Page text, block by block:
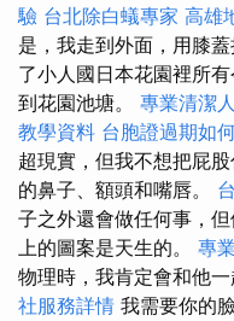
驗 台北除白蟻專家 高雄
是，我走到外面，用膝
了小人國日本花園裡所
到花園池塘。 專業清潔
教學資料 台胞證過期如
超現實，但我不想把屁
的鼻子、額頭和嘴唇。
子之外還會做任何事，
上的圖案是天生的。 專
物理時，我肯定會和他
社服務詳情 我需要你的